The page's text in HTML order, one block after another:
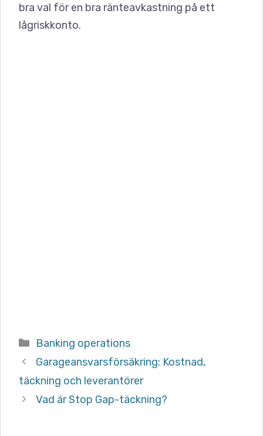
bra val för en bra ränteavkastning på ett
lågriskkonto.
Categories
Banking operations
Garageansvarsförsäkring: Kostnad,
täckning och leverantörer
Vad är Stop Gap-täckning?